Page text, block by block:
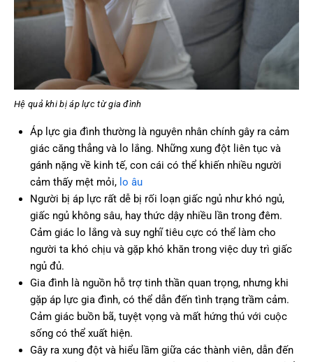
Hệ quả khi bị áp lực từ gia đình
Áp lực gia đình thường là nguyên nhân chính gây ra cảm
giác căng thẳng và lo lắng. Những xung đột liên tục và
gánh nặng về kinh tế, con cái có thể khiến nhiều người
cảm thấy mệt mỏi, lo âu
Người bị áp lực rất dễ bị rối loạn giấc ngủ như khó ngủ,
giấc ngủ không sâu, hay thức dậy nhiều lần trong đêm.
Cảm giác lo lắng và suy nghĩ tiêu cực có thể làm cho
người ta khó chịu và gặp khó khăn trong việc duy trì giấc
ngủ đủ.
Gia đình là nguồn hỗ trợ tinh thần quan trọng, nhưng khi
gặp áp lực gia đình, có thể dẫn đến tình trạng trầm cảm.
Cảm giác buồn bã, tuyệt vọng và mất hứng thú với cuộc
sống có thể xuất hiện.
Gây ra xung đột và hiểu lầm giữa các thành viên, dẫn đến